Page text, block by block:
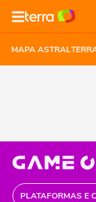
MAPA ASTRAL
PLATAFORMAS E